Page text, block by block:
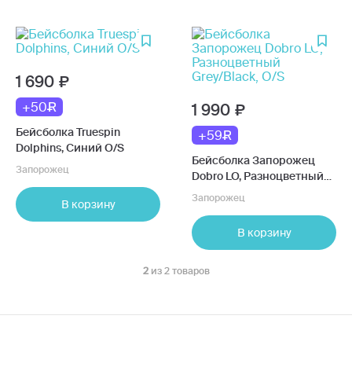
1 690
+50
Бейсболка Truespin
Dolphins, Синий O/S
Запорожец
В корзину
1 990
+59
Бейсболка Запорожец
Dobro LO, Разноцветный
Grey/Black, O/S
Запорожец
В корзину
2 из 2 товаров